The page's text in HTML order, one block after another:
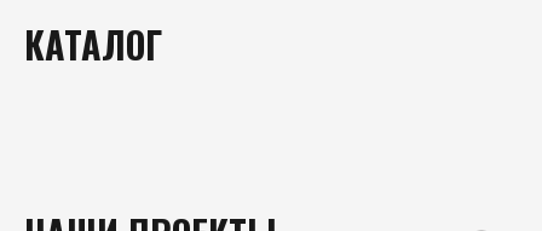
КАТАЛОГ
УГЛОВЫЕ ПРИХОЖИЕ
ПРЯМЫЕ ПРИХОЖИЕ